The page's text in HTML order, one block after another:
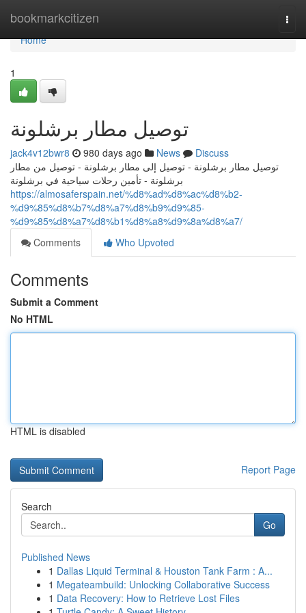
bookmarkcitizen
Home
Home
1
توصيل مطار برشلونة
jack4v12bwr8 980 days ago News
Discuss
توصيل مطار برشلونة - توصيل إلى مطار برشلونة - توصيل من مطار
برشلونة - تأمين رحلات سياحية في برشلونة
https://almosaferspain.net/%d8%ad%d8%ac%d8%b2-
%d9%85%d8%b7%d8%a7%d8%b9%d9%85-
%d9%85%d8%a7%d8%b1%d8%a8%d9%8a%d8%a7/
Comments
Who Upvoted
Comments
Submit a Comment
No HTML
HTML is disabled
Report Page
Search
Go
Published News
1 Dallas Liquid Terminal & Houston Tank Farm : A...
1 Megateambuild: Unlocking Collaborative Success
1 Data Recovery: How to Retrieve Lost Files